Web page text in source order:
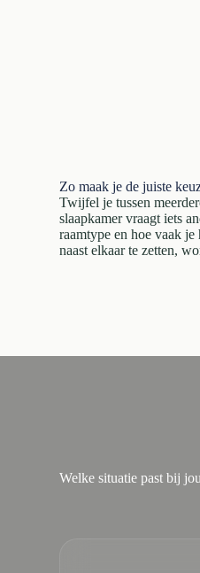
Zo maak je de juiste
Twijfel je tussen
slaapkamer vraagt iets
raamtype en hoe vaak
naast elkaar te zetten,
Welke situatie past bij